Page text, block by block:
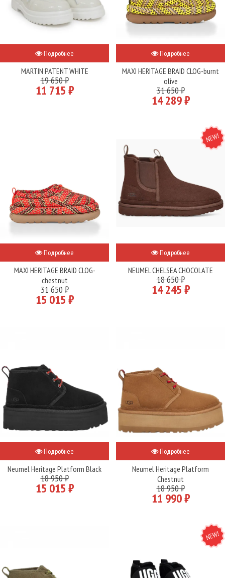
Подробнее
MARTIN PATENT WHITE
19 650 ₽
11 715 ₽
Подробнее
MAXI HERITAGE BRAID CLOG-burnt
olive
31 650 ₽
14 289 ₽
Подробнее
MAXI HERITAGE BRAID CLOG-
chestnut
31 650 ₽
15 015 ₽
NEW
Подробнее
NEUMEL CHELSEA CHOCOLATE
18 650 ₽
14 245 ₽
Подробнее
Neumel Heritage Platform Black
18 950 ₽
15 015 ₽
Подробнее
Neumel Heritage Platform
Chestnut
18 950 ₽
11 990 ₽
NEW